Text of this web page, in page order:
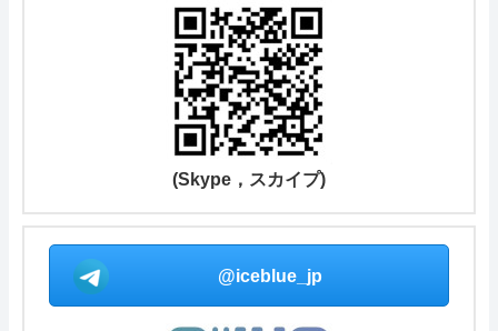
(Skype，スカイプ)
@iceblue_jp